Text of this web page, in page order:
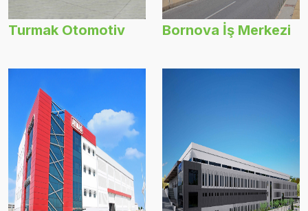
Turmak Otomotiv Bornova İş Merkezi